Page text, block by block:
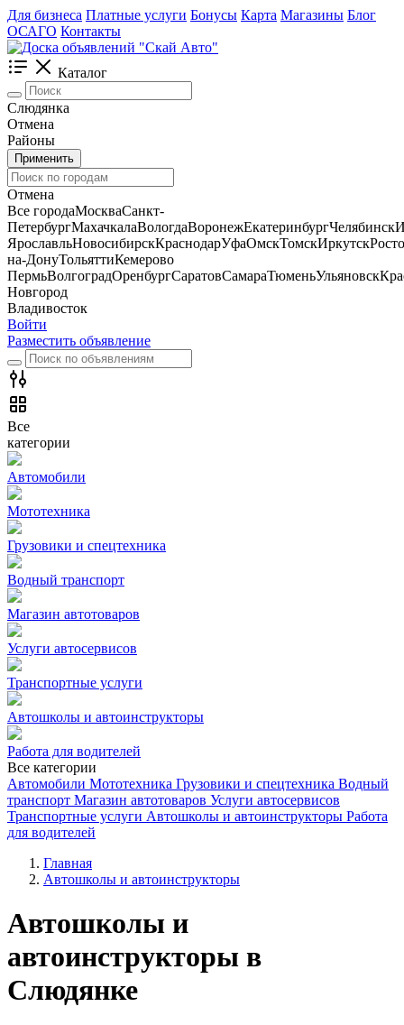
Для бизнеса Платные услуги Бонусы Карта Магазины Блог
ОСАГО Контакты
Каталог
Слюдянка
Отмена
Районы
Применить
Отмена
Все городаМоскваСанкт-
ПетербургМахачкалаВологдаВоронежЕкатеринбургЧелябинск
ЯрославльНовосибирскКраснодарУфаОмскТомскИркутск
на-ДонуТольяттиКемерово
ПермьВолгоградОренбургСаратовСамараТюменьУльяновск
Новгород
Владивосток
Войти
Разместить объявление
Все
категории
Автомобили
Мототехника
Грузовики и спецтехника
Водный транспорт
Магазин автотоваров
Услуги автосервисов
Транспортные услуги
Автошколы и автоинструкторы
Работа для водителей
Все категории
Автомобили Мототехника Грузовики и спецтехника Водный
транспорт Магазин автотоваров Услуги автосервисов
Транспортные услуги Автошколы и автоинструкторы Работа
для водителей
Главная
Автошколы и автоинструкторы
Автошколы и
автоинструкторы в
Слюдянке